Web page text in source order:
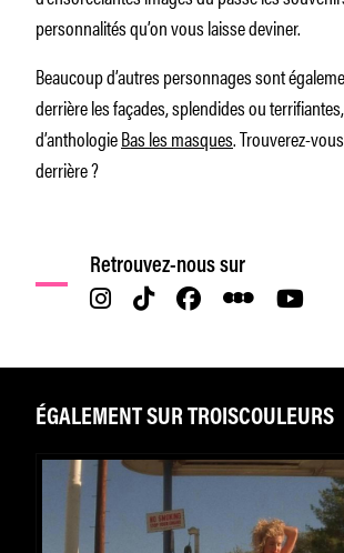
personnalités qu’on vous laisse deviner.
Beaucoup d’autres personnages sont
derrière les façades, splendides ou
d’anthologieBas les masques. Trouverez-
derrière ?
Retrouvez-nous sur
ÉGALEMENT SUR TROISCOULEURS